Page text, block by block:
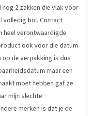
2 zakken die vlak voor
volledig bol. Contact
heel verontwaardigde
ook voor die datum
de verpakking is dus
maar een
moet hebben gaf ze
mijn slechte
merken is dat je de